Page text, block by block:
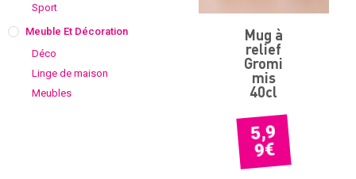
Sport
Meuble Et Décoration
Déco
Linge de maison
Meubles
Mug à
relief
Gromi
mis
40cl
5,9
9€